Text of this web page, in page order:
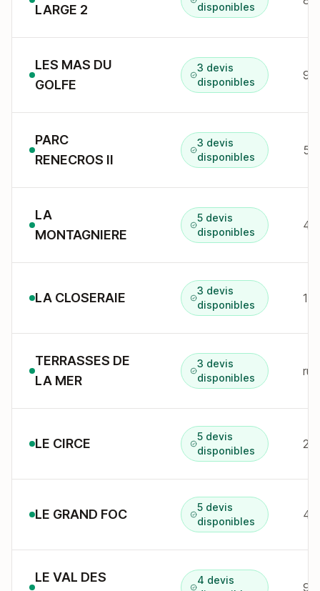
LARGE 2
disponibles
LES MAS DU
GOLFE
3 devis
disponibles
PARC
RENECROS II
3 devis
disponibles
LA
MONTAGNIERE
5 devis
disponibles
LA CLOSERAIE
3 devis
disponibles
TERRASSES DE
LA MER
3 devis
disponibles
LE CIRCE
5 devis
disponibles
LE GRAND FOC
5 devis
disponibles
LE VAL DES
4 devis